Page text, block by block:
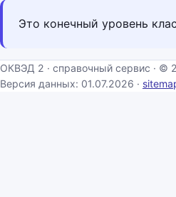
Это конечный уровень
ОКВЭД 2 · справочный сервис · ©
Версия данных: 01.07.2026 ·